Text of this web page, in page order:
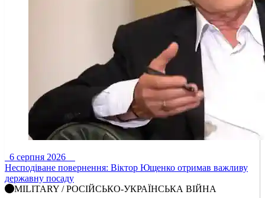
6 серпня 2026
Несподіване повернення: Віктор Ющенко отримав важливу
державну посаду
MILITARY / РОСІЙСЬКО-УКРАЇНСЬКА ВІЙНА